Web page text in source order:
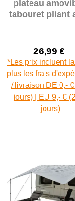
plateau
tabouret pliant
Prix
26,99 €
*Les prix incluent
plus les frais
/ livraison DE 0,-
jours) | EU 9,- €
jours)